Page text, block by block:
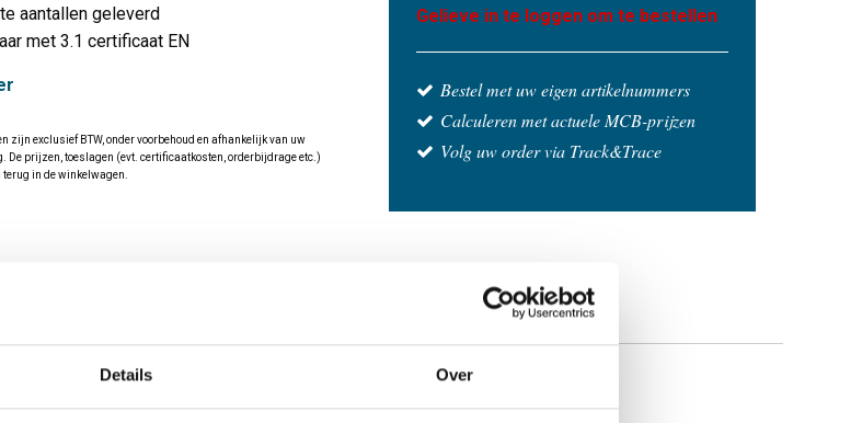
Details Over
aantallen geleverd
met 3.1 certificaat EN
zijn exclusief BTW, onder voorbehoud en afhankelijk van uw
De prijzen, toeslagen (evt. certificaatkosten, orderbijdrage etc.)
terug in de winkelwagen.
Gelieve in te loggen om te bestellen
Bestel met uw eigen artikelnummers
Calculeren met actuele MCB-prijzen
Volg uw order via Track&Trace
dlg las/las PN40